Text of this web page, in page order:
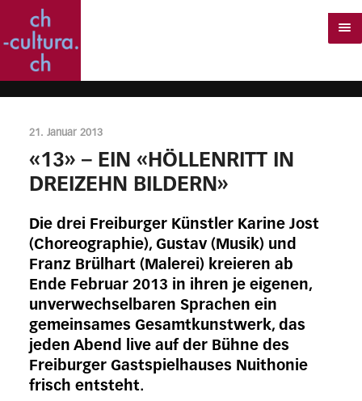
21. Januar 2013
«13» – EIN «HÖLLENRITT IN
DREIZEHN BILDERN»
Die drei Freiburger Künstler Karine Jost
(Choreographie), Gustav (Musik) und
Franz Brülhart (Malerei) kreieren ab
Ende Februar 2013 in ihren je eigenen,
unverwechselbaren Sprachen ein
gemeinsames Gesamtkunstwerk, das
jeden Abend live auf der Bühne des
Freiburger Gastspielhauses Nuithonie
frisch entsteht.